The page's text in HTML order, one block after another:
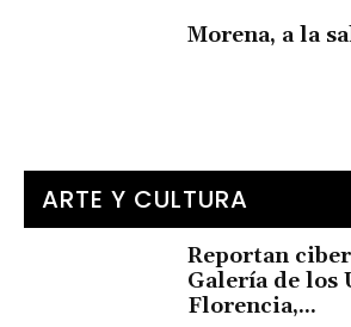
Morena, a la
ARTE Y CULTURA
Reportan
Galería de los
Florencia,...